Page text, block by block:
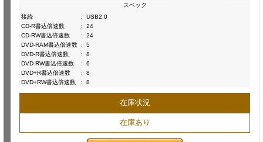
スペック
接続
:
USB2.0
CD-R書込倍速数
:
24
CD-RW書込倍速数
:
24
DVD-RAM書込倍速数 :
5
DVD-R書込倍速数
:
8
DVD-RW書込倍速数
:
6
DVD+R書込倍速数
:
8
DVD+RW書込倍速数
: 8
在庫状況
在庫あり